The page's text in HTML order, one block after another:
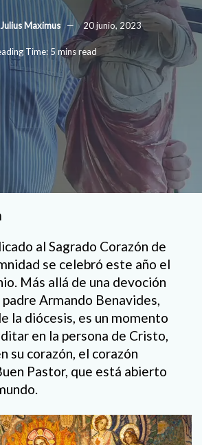
Julius Maximus 20 junio, 2023
Time: 5 mins read
al Sagrado Corazón de
se celebró este año el
Más allá de una devoción
Armando Benavides,
la diócesis, es un momento
en la persona de Cristo,
su corazón, el corazón
Pastor, que está abierto